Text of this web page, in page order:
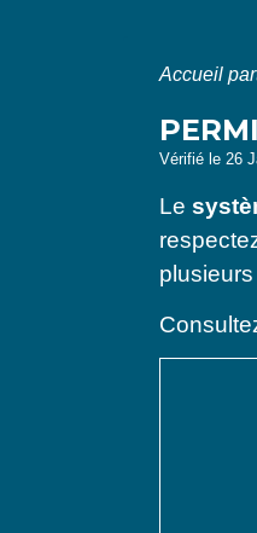
Accueil
Vérifié le 26
Le